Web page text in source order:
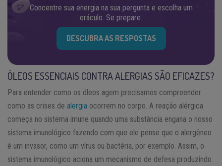
Concentre sua energia na sua pergunta e escolha um
oráculo. Se prepare.
DESCUBRA AS RESPOSTAS
ÓLEOS ESSENCIAIS CONTRA ALERGIAS SÃO EFICAZES?
Para entender como os óleos agem precisamos compreender
como as crises de alergia ocorrem no corpo. A reação alérgica
começa no sistema imune quando uma substância engana o nosso
sistema imunológico fazendo com que ele pense que o alergêneo
é um invasor, como um vírus ou bactéria, por exemplo. Assim, o
sistema imunológico aciona um mecanismo de defesa produzindo